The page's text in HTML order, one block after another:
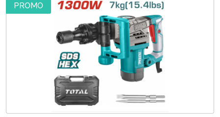
PROMO